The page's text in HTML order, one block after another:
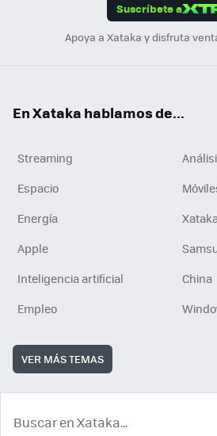
Suscríbete a
Apoya a Xataka y disfruta
En Xataka hablamos de...
Streaming
Espacio
Energía
Apple
Inteligencia artificial
China
Empleo
VER MÁS TEMAS